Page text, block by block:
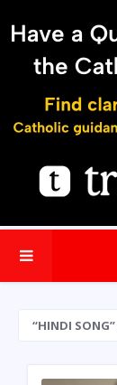
HINDI SONG